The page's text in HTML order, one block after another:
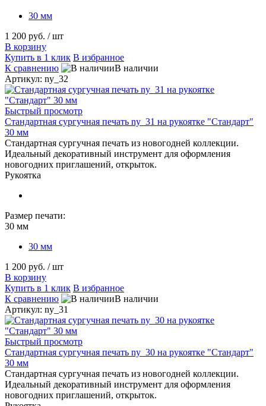
30 мм
1 200 руб. / шт
В корзину
Купить в 1 клик В избранное
К сравнению
В наличии
Артикул: ny_32
Быстрый просмотр
Стандартная сургучная печать ny_31 на рукоятке "Стандарт"
30 мм
Стандартная сургучная печать из новогодней коллекции.
Идеальный декоративный инструмент для оформления
новогодних приглашений, открыток.
Рукоятка
Размер печати:
30 мм
30 мм
1 200 руб. / шт
В корзину
Купить в 1 клик В избранное
К сравнению
В наличии
Артикул: ny_31
Быстрый просмотр
Стандартная сургучная печать ny_30 на рукоятке "Стандарт"
30 мм
Стандартная сургучная печать из новогодней коллекции.
Идеальный декоративный инструмент для оформления
новогодних приглашений, открыток.